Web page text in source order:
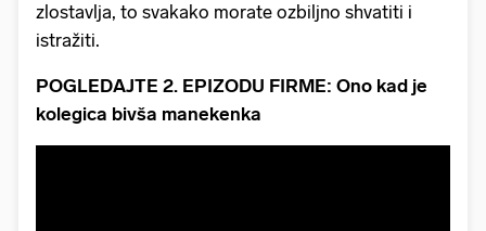
zlostavlja, to svakako morate ozbiljno shvatiti i
istražiti.
POGLEDAJTE 2. EPIZODU FIRME: Ono kad je
kolegica bivša manekenka